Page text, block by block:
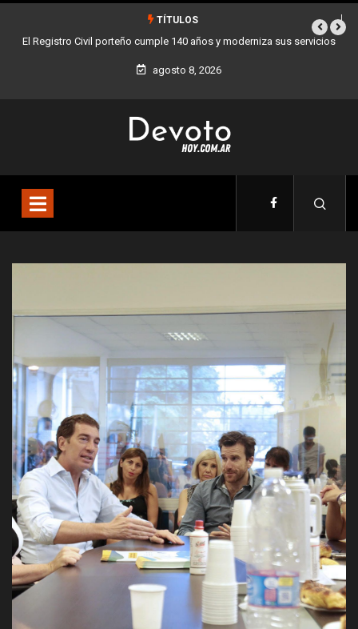
TÍTULOS
moderniza sus servicios Buenos Aires sumó 12 nuevos Bares Notables y ya
agosto 8, 2026